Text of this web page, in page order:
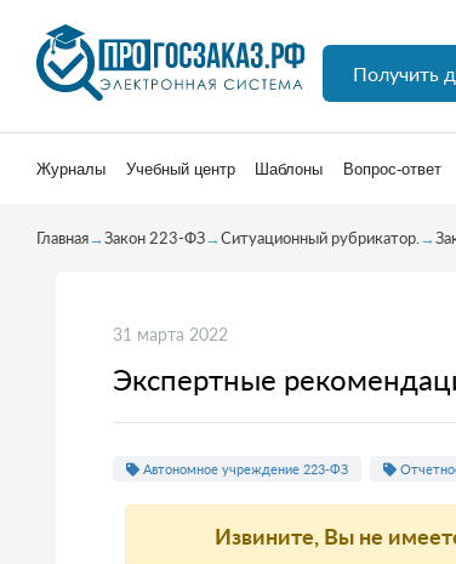
Получить
Журналы Учебный центр Шаблоны Вопрос-ответ
Главная→Закон 223-ФЗ→Ситуационный рубрикатор. →
31 марта 2022
Экспертные
Автономное учреждение 223-ФЗ
Извините, Вы не